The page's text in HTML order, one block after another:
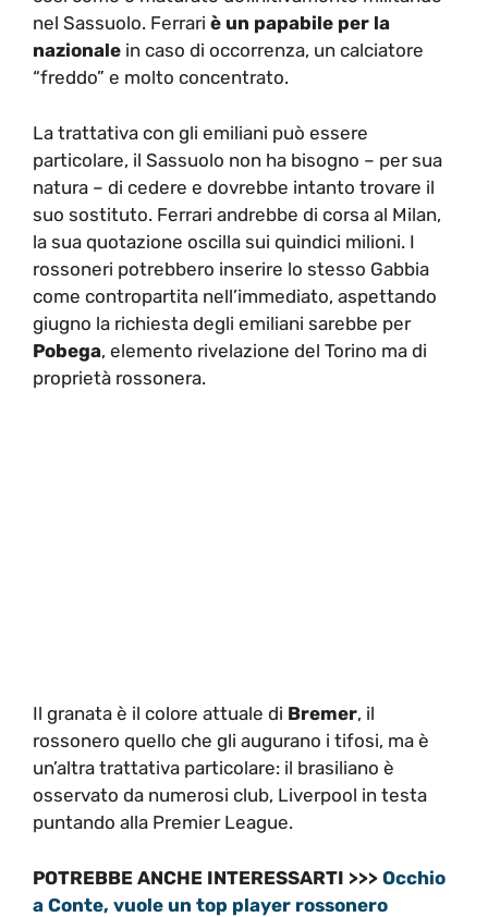
nel Sassuolo. Ferrari è un papabile per la
nazionale in caso di occorrenza, un calciatore
“freddo” e molto concentrato.
La trattativa con gli emiliani può essere
particolare, il Sassuolo non ha bisogno – per sua
natura – di cedere e dovrebbe intanto trovare il
suo sostituto. Ferrari andrebbe di corsa al Milan,
la sua quotazione oscilla sui quindici milioni. I
rossoneri potrebbero inserire lo stesso Gabbia
come contropartita nell’immediato, aspettando
giugno la richiesta degli emiliani sarebbe per
Pobega, elemento rivelazione del Torino ma di
proprietà rossonera.
Il granata è il colore attuale di Bremer, il
rossonero quello che gli augurano i tifosi, ma è
un’altra trattativa particolare: il brasiliano è
osservato da numerosi club, Liverpool in testa
puntando alla Premier League.
POTREBBE ANCHE INTERESSARTI >>> Occhio
a Conte, vuole un top player rossonero